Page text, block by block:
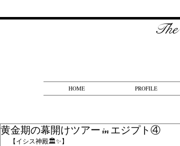
HOME PROFILE
黄金期の幕開けツアー in エジプト④
【イシス神殿🏛✨】